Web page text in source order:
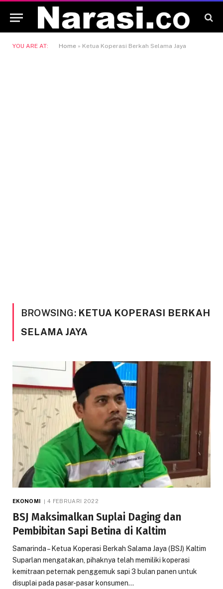
YOU ARE AT: Home » Ketua Koperasi Berkah Selama Jaya
BROWSING: KETUA KOPERASI BERKAH
SELAMA JAYA
EKONOMI 4 FEBRUARI 2022
BSJ Maksimalkan Suplai Daging dan
Pembibitan Sapi Betina di Kaltim
Samarinda – Ketua Koperasi Berkah Salama Jaya (BSJ) Kaltim
Suparlan mengatakan, pihaknya telah memiliki koperasi
kemitraan peternak penggemuk sapi 3 bulan panen untuk
disuplai pada pasar-pasar konsumen…